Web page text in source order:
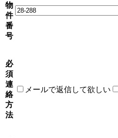
物
件
番
号
必
須
連
絡
方
法
メールで返信して欲しい